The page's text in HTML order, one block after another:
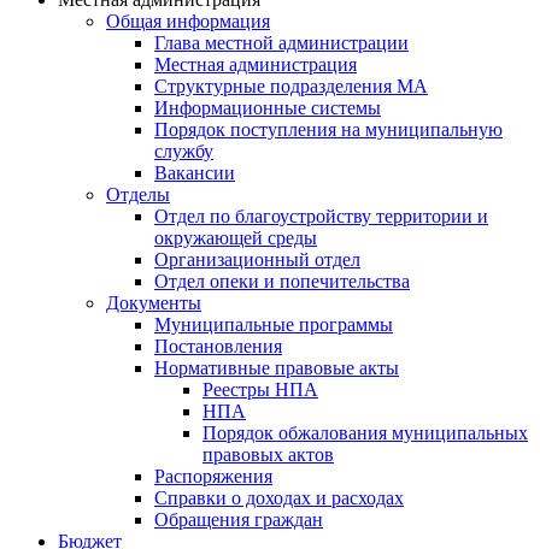
Общая информация
Глава местной администрации
Местная администрация
Структурные подразделения МА
Информационные системы
Порядок поступления на муниципальную
службу
Вакансии
Отделы
Отдел по благоустройству территории и
окружающей среды
Организационный отдел
Отдел опеки и попечительства
Документы
Муниципальные программы
Постановления
Нормативные правовые акты
Реестры НПА
НПА
Порядок обжалования муниципальных
правовых актов
Распоряжения
Справки о доходах и расходах
Обращения граждан
Бюджет